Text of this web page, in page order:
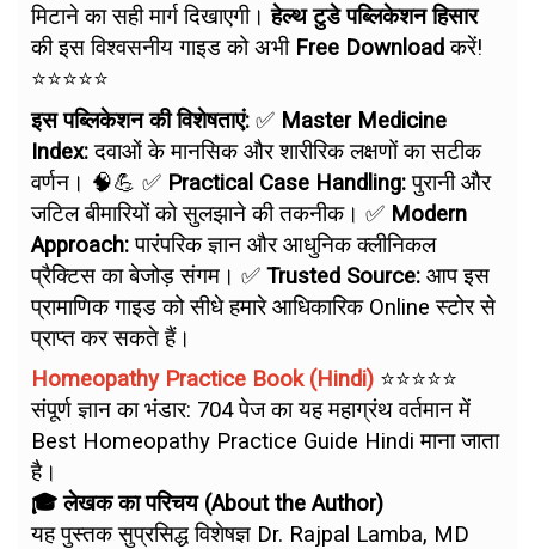
मिटाने का सही मार्ग दिखाएगी।हेल्थ टुडे पब्लिकेशन हिसार
की इस विश्वसनीय गाइड को अभी Free Downloadकरें!
⭐⭐⭐⭐⭐
इस पब्लिकेशन की विशेषताएं: ✅ Master Medicine
Index:दवाओं के मानसिक और शारीरिक लक्षणों का सटीक
वर्णन। 🧠💪 ✅ Practical Case Handling:पुरानी और
जटिल बीमारियों को सुलझाने की तकनीक। ✅ Modern
Approach:पारंपरिक ज्ञान और आधुनिक क्लीनिकल
प्रैक्टिस का बेजोड़ संगम। ✅ Trusted Source: आप इस
प्रामाणिक गाइड को सीधे हमारे आधिकारिक Online स्टोर से
प्राप्त कर सकते हैं।
Homeopathy Practice Book (Hindi) ⭐⭐⭐⭐⭐
संपूर्ण ज्ञान का भंडार: 704 पेज का यह महाग्रंथ वर्तमान में
Best Homeopathy Practice Guide Hindi माना जाता
है।
🎓 लेखक का परिचय (About the Author)
यह पुस्तक सुप्रसिद्ध विशेषज्ञ Dr. Rajpal Lamba, MD